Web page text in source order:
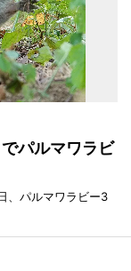
パルマワラビ
、パルマワラビー3